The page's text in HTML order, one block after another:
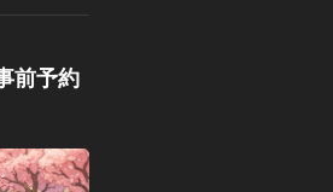
前予約